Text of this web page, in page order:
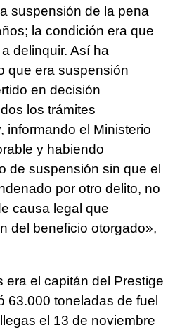
suspensión de la pena
la condición era que
delinquir. Así ha
que era suspensión
en decisión
los trámites
informando el Ministerio
y habiendo
de suspensión sin que el
por otro delito, no
causa legal que
del beneficio otorgado»,
era el capitán del Prestige
63.000 toneladas de fuel
el 13 de noviembre